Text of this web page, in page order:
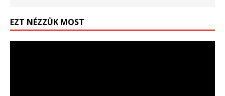
EZT NÉZZÜK MOST